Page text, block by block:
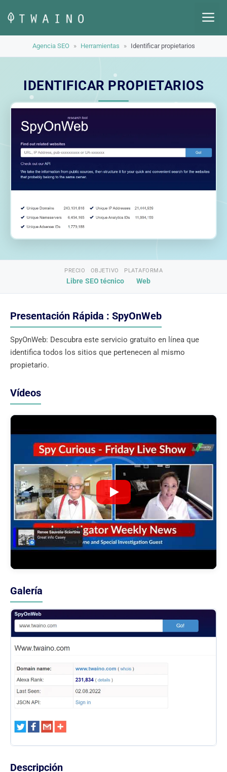
contenido
Agencia SEO » Herramientas » Identificar propietarios
IDENTIFICAR PROPIETARIOS
PRECIO
Libre
OBJETIVO
SEO técnico
PLATAFORMA
Web
Presentación Rápida : SpyOnWeb
SpyOnWeb: Descubra este servicio gratuito en línea que
identifica todos los sitios que pertenecen al mismo
propietario.
Vídeos
Galería
Descripción